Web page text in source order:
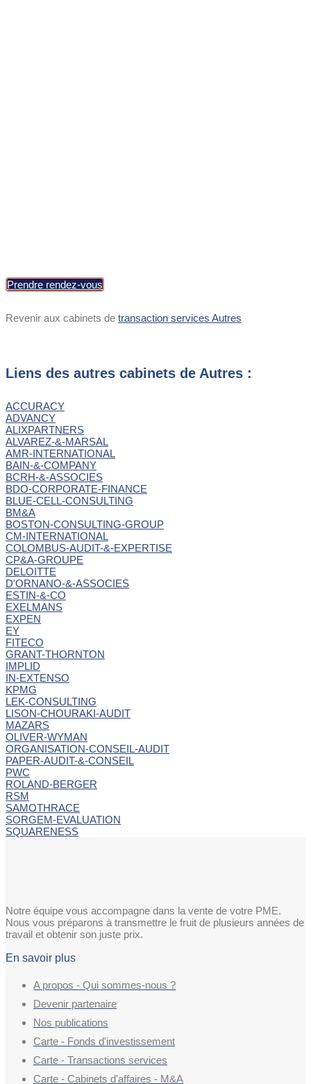
Prendre rendez-vous
Revenir aux cabinets de transaction services Autres
Liens des autres cabinets de Autres :
ACCURACY
ADVANCY
ALIXPARTNERS
ALVAREZ-&-MARSAL
AMR-INTERNATIONAL
BAIN-&-COMPANY
BCRH-&-ASSOCIES
BDO-CORPORATE-FINANCE
BLUE-CELL-CONSULTING
BM&A
BOSTON-CONSULTING-GROUP
CM-INTERNATIONAL
COLOMBUS-AUDIT-&-EXPERTISE
CP&A-GROUPE
DELOITTE
D'ORNANO-&-ASSOCIES
ESTIN-&-CO
EXELMANS
EXPEN
EY
FITECO
GRANT-THORNTON
IMPLID
IN-EXTENSO
KPMG
LEK-CONSULTING
LISON-CHOURAKI-AUDIT
MAZARS
OLIVER-WYMAN
ORGANISATION-CONSEIL-AUDIT
PAPER-AUDIT-&-CONSEIL
PWC
ROLAND-BERGER
RSM
SAMOTHRACE
SORGEM-EVALUATION
SQUARENESS
Notre équipe vous accompagne dans la vente de votre PME.
Nous vous préparons à transmettre le fruit de plusieurs années de
travail et obtenir son juste prix.
En savoir plus
A propos - Qui sommes-nous ?
Devenir partenaire
Nos publications
Carte - Fonds d'investissement
Carte - Transactions services
Carte - Cabinets d'affaires - M&A